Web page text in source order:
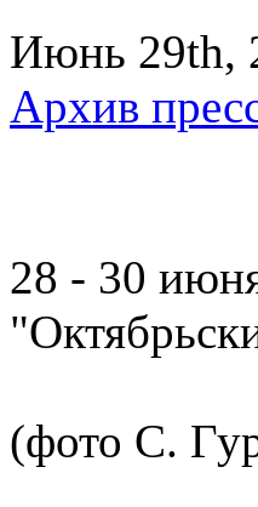
Июнь 29th,
Архив
28 - 30
(фото С.